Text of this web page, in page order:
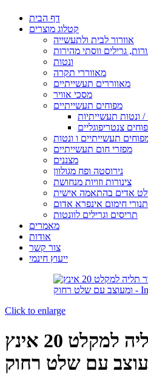
דף הבית
קטלוג מוצרים
אוורור לבית ולתעשייה
גרילים ווסתי מהירות
ונטות
מאווררי תקרה
מאווררים תעשייתיים
מסכי אוויר
מפוחים תעשייתיים
/ ונטות תעשייתיות
צנטריפוגליים
תעשייתיים ו ונטות
מפזרי חום תעשייתיים
מצננים
נירוסטה ופח מגולוון
צינורות וזויות מנחושת
אדים בהתאמה אישית
תנורי חימום אינפרא אדום
תריסים וגרילים לוונטות
מאמרים
אודות
צור קשר
ייעוץ חינמי
Click to enlarge
מאוורר תליה למקלט 20 אינץ dc
עם שלט רחוק